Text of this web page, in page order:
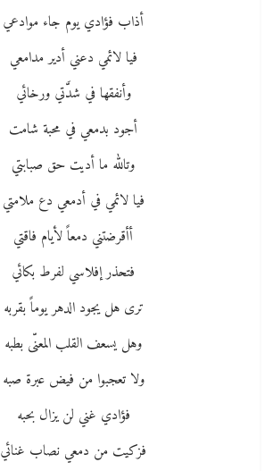
أذاب فؤادي يوم جاء موادعي
فيا لائمي دعني أدير مدامعي
وأنفقها في شدَّتي ورخائي
أجود بدمعي في محبة شامت
وتالله ما أديت حق صبابتي
فيا لائمي في أدمعي دع ملامتي
أأقرضتني دمعاً لأيام فاقتي
فتحذر إفلاسي لفرط بكائي
ترى هل يجود الدهر يوماً بقربه
وهل يسعف القلب المعنّى بطبه
ولا تعجبوا من فيض عبرة صبه
فؤادي غني لن يزال بحبه
فزكيت من دمعي نصاب غنائي